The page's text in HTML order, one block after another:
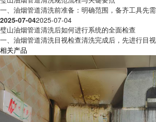
一、油烟管道清洗前准备：明确范围，备齐工具​先
2025-07-042025-07-04
璧山油烟管道清洗后如何进行系统的全面检查
一、油烟管道清洗目视检查清洗完成后，先进行目
相关产品